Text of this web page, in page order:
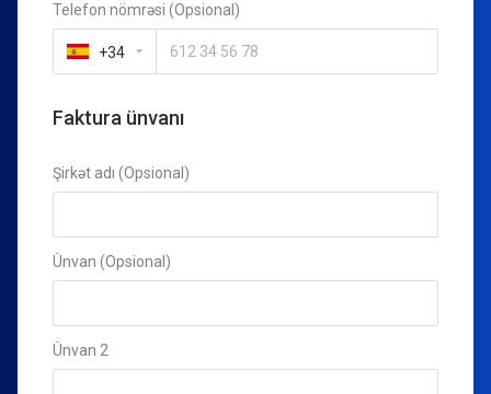
Telefon nömrəsi (Opsional)
+34
Faktura ünvanı
Şirkət adı (Opsional)
Ünvan (Opsional)
Ünvan 2